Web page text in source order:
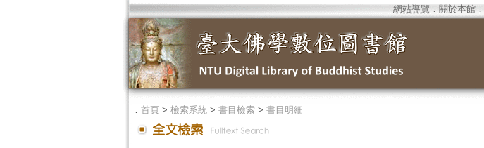
網站導覽 ． 關於本館．
． 首頁> 檢索系統> 書目檢索> 書目明細